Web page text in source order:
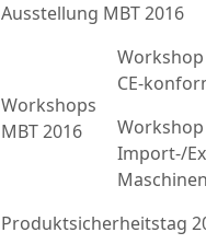
Ausstellung MBT 2016
Workshops
MBT 2016
CE-
Import-/
Produktsicherheitstag